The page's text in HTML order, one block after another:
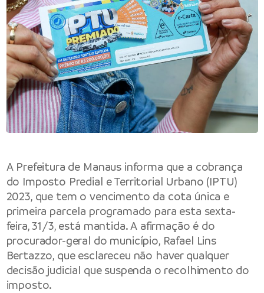
A Prefeitura de Manaus informa que a cobrança
do Imposto Predial e Territorial Urbano (IPTU)
2023, que tem o vencimento da cota única e
primeira parcela programado para esta sexta-
feira, 31/3, está mantida. A afirmação é do
procurador-geral do município, Rafael Lins
Bertazzo, que esclareceu não haver qualquer
decisão judicial que suspenda o recolhimento do
imposto.